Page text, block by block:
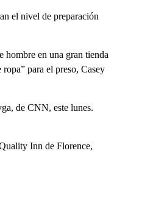
el nivel de preparación
hombre en una gran tienda
para el preso, Casey
de CNN, este lunes.
Inn de Florence,